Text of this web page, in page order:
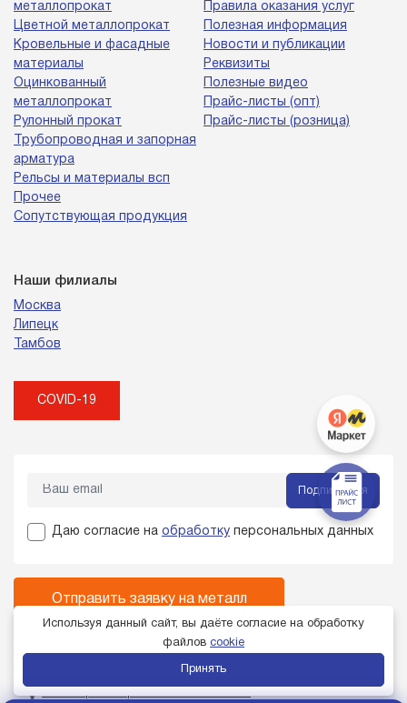
металлопрокат
Цветной металлопрокат
Кровельные и фасадные
материалы
Оцинкованный
металлопрокат
Рулонный прокат
Трубопроводная и запорная
арматура
Рельсы и материалы всп
Прочее
Сопутствующая продукция
Правила оказания услуг
Полезная информация
Новости и публикации
Реквизиты
Полезные видео
Прайс-листы (опт)
Прайс-листы (розница)
Наши филиалы
Москва
Липецк
Тамбов
COVID-19
Подписаться
Даю согласие на обработку персональных данных
Отправить заявку на металл
Не нашли нужный металл в каталоге?
Звоните:+7 (4742) 232-787
Член торгово-промышленной палаты
Используя данный сайт, вы даёте согласие на обработку
файлов cookie
Принять